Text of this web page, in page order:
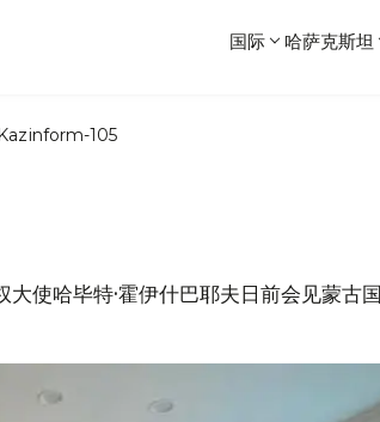
国际 哈萨克斯坦
Kazinform-105
使哈毕特·霍伊什巴耶夫日前会见蒙古国